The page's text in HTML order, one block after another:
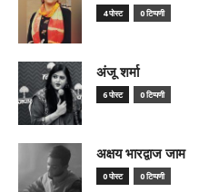
4 पोस्ट 0 टिप्पणी
अंजू शर्मा
6 पोस्ट 0 टिप्पणी
अक्षय भारद्वाज जाम
0 पोस्ट 0 टिप्पणी